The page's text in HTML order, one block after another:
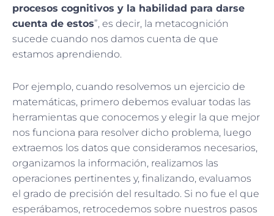
procesos cognitivos y la habilidad para darse
cuenta de estos”, es decir, la metacognición
sucede cuando nos damos cuenta de que
estamos aprendiendo.
Por ejemplo, cuando resolvemos un ejercicio de
matemáticas, primero debemos evaluar todas las
herramientas que conocemos y elegir la que mejor
nos funciona para resolver dicho problema, luego
extraemos los datos que consideramos necesarios,
organizamos la información, realizamos las
operaciones pertinentes y, finalizando, evaluamos
el grado de precisión del resultado. Si no fue el que
esperábamos, retrocedemos sobre nuestros pasos